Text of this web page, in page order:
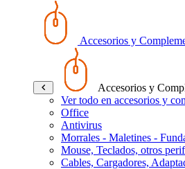
Accesorios y
Accesorios y
Ver todo en accesorios y
Office
Antivirus
Morrales - Maletines -
Mouse, Teclados, otros
Cables, Cargadores,